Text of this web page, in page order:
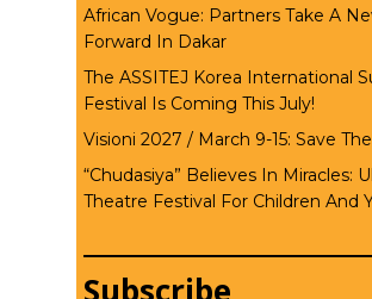
African Vogue: Partners Take A
Forward In Dakar
The ASSITEJ Korea International
Festival Is Coming This July!
Visioni 2027 / March 9-15: Save
“Chudasiya” Believes In Miracles:
Theatre Festival For Children And